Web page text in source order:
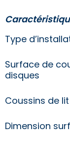
Type
Surface de
disques
Coussins de
Dimension